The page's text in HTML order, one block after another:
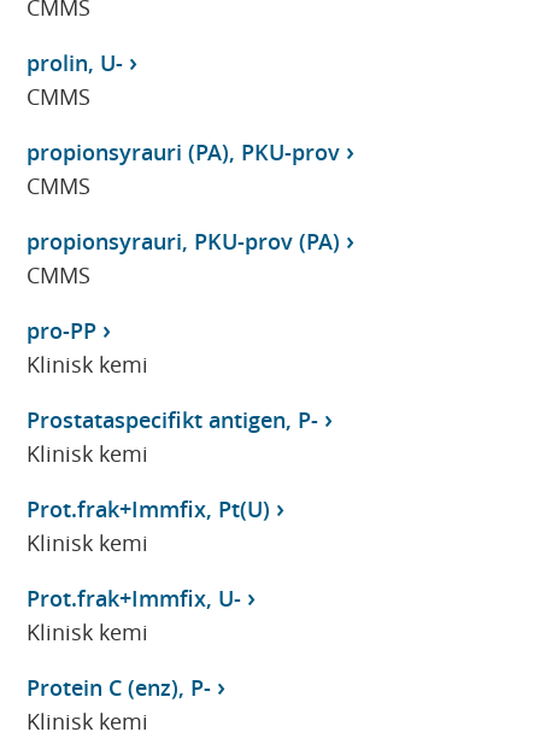
CMMS
prolin, U-
CMMS
propionsyrauri (PA), PKU-prov
CMMS
propionsyrauri, PKU-prov (PA)
CMMS
pro-PP
Klinisk kemi
Prostataspecifikt antigen, P-
Klinisk kemi
Prot.frak+Immfix, Pt(U)
Klinisk kemi
Prot.frak+Immfix, U-
Klinisk kemi
Protein C (enz), P-
Klinisk kemi